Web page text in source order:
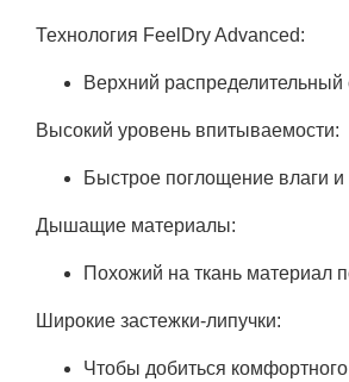
Технология FeelDry Advanced:
Верхний
Высокий уровень впитываемости:
Быстрое поглощение влаги
Дышащие материалы:
Похожий на ткань материал
Широкие застежки-липучки:
Чтобы добиться